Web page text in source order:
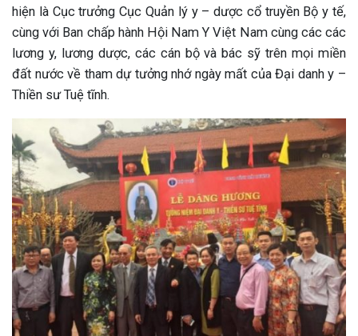
hiện là Cục trưởng Cục Quản lý y – dược cổ truyền Bộ y tế,
cùng với Ban chấp hành Hội Nam Y Việt Nam cùng các các
lương y, lương dược, các cán bộ và bác sỹ trên mọi miền
đất nước về tham dự tưởng nhớ ngày mất của Đại danh y –
Thiền sư Tuệ tĩnh.